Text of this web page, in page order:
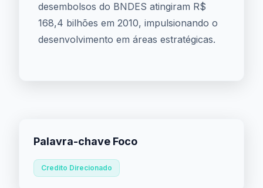
desembolsos do BNDES atingiram R$
168,4 bilhões em 2010, impulsionando o
desenvolvimento em áreas estratégicas.
Palavra-chave Foco
Credito Direcionado